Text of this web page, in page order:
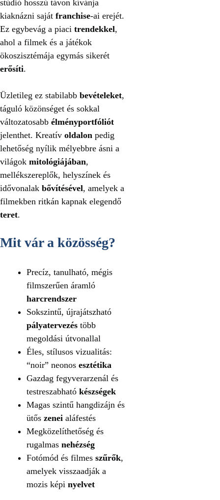
stúdió hosszú távon kívánja
kiaknázni saját franchise-ai erejét.
Ez egybevág a piaci trendekkel,
ahol a filmek és a játékok
ökoszisztémája egymás sikerét
erősíti.
Üzletileg ez stabilabb bevételeket,
táguló közönséget és sokkal
változatosabb élményportfóliót
jelenthet. Kreatív oldalon pedig
lehetőség nyílik mélyebbre ásni a
világok mitológiájában,
mellékszereplők, helyszínek és
idővonalak bővítésével, amelyek a
filmekben ritkán kapnak elegendő
teret.
Mit vár a közösség?
Precíz, tanulható, mégis
filmszerűen áramló
harcrendszer
Sokszintű, újrajátszható
pályatervezés több
megoldási útvonallal
Éles, stílusos vizualitás:
“noir” neonos esztétika
Gazdag fegyverarzenál és
testreszabható készségek
Magas szintű hangdizájn és
ütős zenei aláfestés
Megközelíthetőség és
rugalmas nehézség
Fotómód és filmes szűrők,
amelyek visszaadják a
mozis képi nyelvet